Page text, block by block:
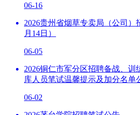
06-16
2026贵州省烟草专卖局（公司）
月14日）
06-05
2026铜仁市军分区招聘备战、训
库人员笔试温馨提示及加分名单
06-02